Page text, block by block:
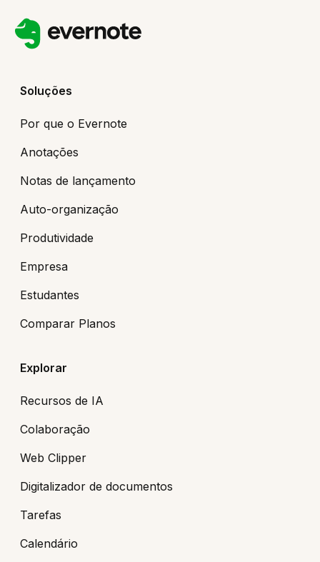
Soluções
Por que o Evernote
Anotações
Notas de lançamento
Auto-organização
Produtividade
Empresa
Estudantes
Comparar Planos
Explorar
Recursos de IA
Colaboração
Web Clipper
Digitalizador de documentos
Tarefas
Calendário